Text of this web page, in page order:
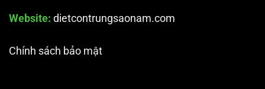
Website: dietcontrungsaonam.com
Chính sách bảo mật